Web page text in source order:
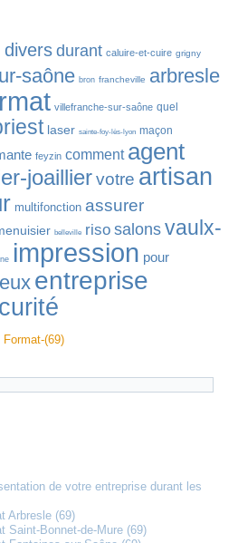
divers durant caluire-et-cuire grigny
saône bron francheville arbresle
villefranche-sur-saône quel
laser sainte-foy-lès-lyon maçon
feyzin comment agent
joaillier votre artisan
multifonction assurer
belleville riso salons vaulx-
impression pour
entreprise
Format-(69)
de votre entreprise durant les
Arbresle (69)
Saint-Bonnet-de-Mure (69)